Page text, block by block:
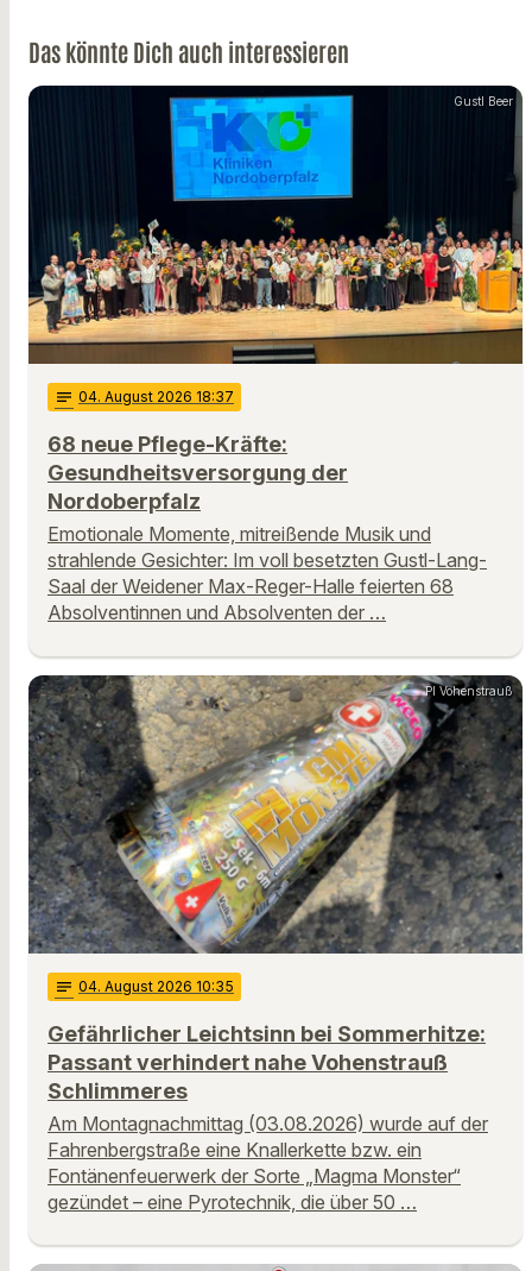
Das könnte Dich auch interessieren
Gustl Beer
notes 04. August 2026 18:37
68 neue Pflege-Kräfte:
Gesundheitsversorgung der
Nordoberpfalz
Emotionale Momente, mitreißende Musik und
strahlende Gesichter: Im voll besetzten Gustl-Lang-
Saal der Weidener Max-Reger-Halle feierten 68
Absolventinnen und Absolventen der …
PI Vohenstrauß
notes 04. August 2026 10:35
Gefährlicher Leichtsinn bei Sommerhitze:
Passant verhindert nahe Vohenstrauß
Schlimmeres
Am Montagnachmittag (03.08.2026) wurde auf der
Fahrenbergstraße eine Knallerkette bzw. ein
Fontänenfeuerwerk der Sorte „Magma Monster“
gezündet – eine Pyrotechnik, die über 50 …